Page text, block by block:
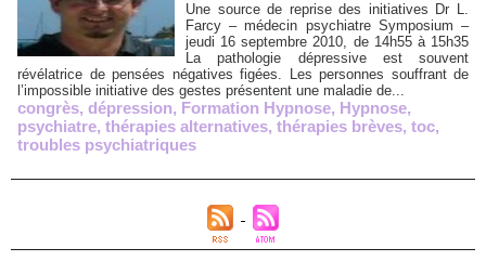
Une source de reprise des initiatives Dr L.
Farcy – médecin psychiatre Symposium –
jeudi 16 septembre 2010, de 14h55 à 15h35
La pathologie dépressive est souvent
révélatrice de pensées négatives figées. Les personnes souffrant de
l’impossible initiative des gestes présentent une maladie de...
congrès, dépression, Formation Hypnose, Hypnose,
psychiatre, thérapies alternatives, thérapies brèves, toc,
troubles psychiatriques